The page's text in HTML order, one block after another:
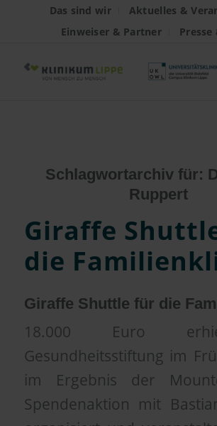
Das sind wir
Aktuelles &
Einweiser & Partner
Presse
Schlagwortarchiv für:
Ruppert
Giraffe
die
Giraffe Shuttle für die
18.000 Euro
Gesundheitsstiftung im
im Ergebnis der
Spendenaktion mit